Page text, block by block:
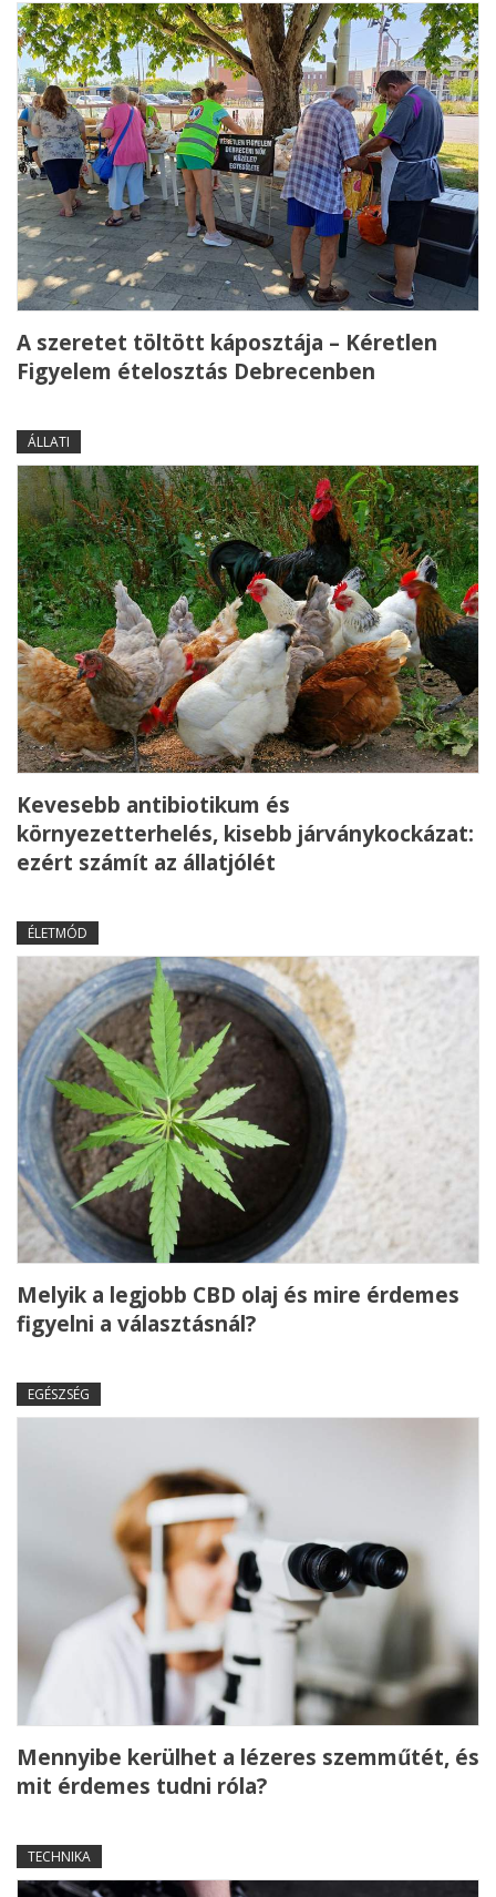
A szeretet töltött káposztája – Kéretlen
Figyelem ételosztás Debrecenben
ÁLLATI
Kevesebb antibiotikum és
környezetterhelés, kisebb járványkockázat:
ezért számít az állatjólét
ÉLETMÓD
Melyik a legjobb CBD olaj és mire érdemes
figyelni a választásnál?
EGÉSZSÉG
Mennyibe kerülhet a lézeres szemműtét, és
mit érdemes tudni róla?
TECHNIKA